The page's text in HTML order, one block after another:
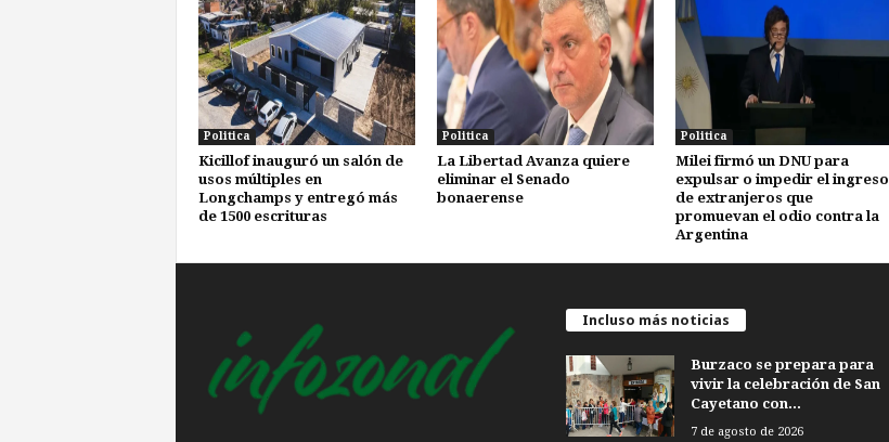
Politica
Kicillof inauguró un salón de
usos múltiples en
Longchamps y entregó más
de 1500 escrituras
Politica
La Libertad Avanza quiere
eliminar el Senado
bonaerense
Politica
Milei firmó un DNU para
expulsar o impedir el ingreso
de extranjeros que
promuevan el odio contra la
Argentina
Incluso más noticias
Burzaco se prepara para
vivir la celebración de San
Cayetano con...
7 de agosto de 2026